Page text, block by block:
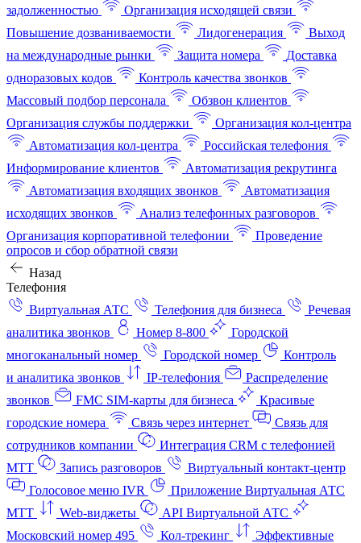
задолженностью
Организация исходящей связи
Повышение дозваниваемости
Лидогенерация
Выход
на международные рынки
Защита номера
Доставка
одноразовых кодов
Контроль качества звонков
Массовый подбор персонала
Обзвон клиентов
Организация службы поддержки
Организация кол-центра
Автоматизация кол-центра
Российская телефония
Информирование клиентов
Автоматизация рекрутинга
Автоматизация входящих звонков
Автоматизация
исходящих звонков
Анализ телефонных разговоров
Организация корпоративной телефонии
Проведение
опросов и сбор обратной связи
Назад
Телефония
Виртуальная АТС
Телефония для бизнеса
Речевая
аналитика звонков
Номер 8-800
Городской
многоканальный номер
Городской номер
Контроль
и аналитика звонков
IP-телефония
Распределение
звонков
FMC SIM-карты для бизнеса
Красивые
городские номера
Связь через интернет
Связь для
сотрудников компании
Интеграция CRM с телефонией
МТТ
Запись разговоров
Виртуальный контакт‑центр
Голосовое меню IVR
Приложение Виртуальная АТС
МТТ
Web-виджеты
API Виртуальной АТС
Московский номер 495
Кол-трекинг
Эффективные